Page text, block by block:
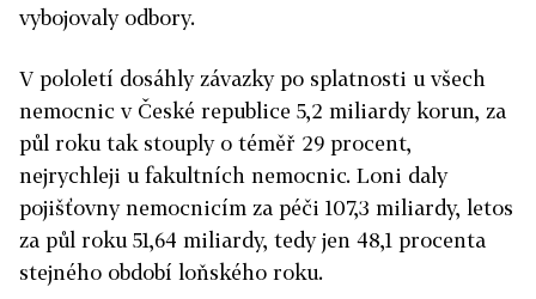
vybojovaly odbory.
V pololetí dosáhly závazky po splatnosti u všech
nemocnic v České republice 5,2 miliardy korun, za
půl roku tak stouply o téměř 29 procent,
nejrychleji u fakultních nemocnic. Loni daly
pojišťovny nemocnicím za péči 107,3 miliardy, letos
za půl roku 51,64 miliardy, tedy jen 48,1 procenta
stejného období loňského roku.